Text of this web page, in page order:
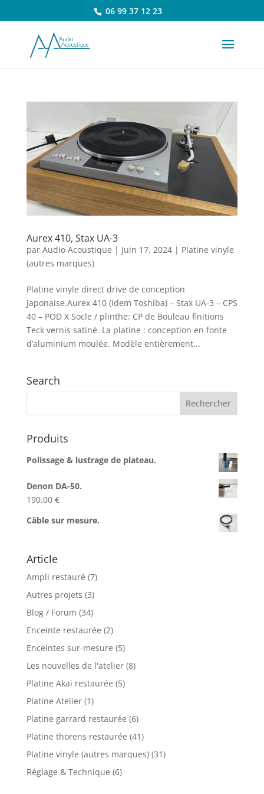
06 99 37 12 23
Aurex 410, Stax UA-3
par Audio Acoustique | Juin 17, 2024| Platine vinyle
(autres marques)
Platine vinyle direct drive de conception
Japonaise.Aurex 410 (idem Toshiba) – Stax UA-3 – CPS
40 – POD X Socle / plinthe: CP de Bouleau finitions
Teck vernis satiné. La platine : conception en fonte
d’aluminium moulée. Modèle entièrement...
Search
Produits
Polissage & lustrage de plateau.
Denon DA-50.
190.00 €
Câble sur mesure.
Article
Ampli restauré (7)
Autres projets (3)
Blog / Forum (34)
Enceinte restaurée (2)
Enceintes sur-mesure (5)
Les nouvelles de l'atelier(8)
Platine Akai restaurée (5)
Platine Atelier(1)
Platine garrard restaurée (6)
Platine thorens restaurée (41)
Platine vinyle (autres marques)(31)
Réglage & Technique (6)